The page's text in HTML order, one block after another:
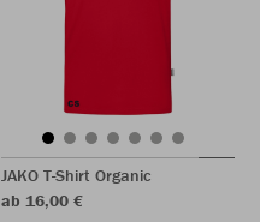
JAKO T-Shirt Organic
ab 16,00 €